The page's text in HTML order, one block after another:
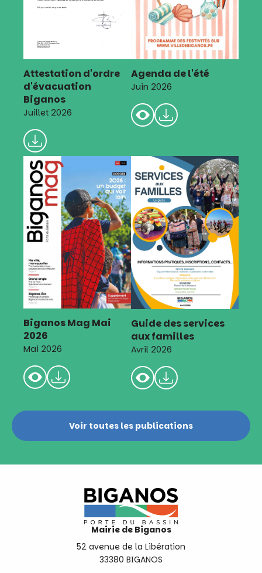
Attestation d'ordre
d'évacuation
Biganos
Juillet 2026
Agenda de l'été
Juin 2026
Biganos Mag Mai
2026
Mai 2026
Guide des services
aux familles
Avril 2026
Voir toutes les publications
Mairie de Biganos
52 avenue de la Libération
33380 BIGANOS